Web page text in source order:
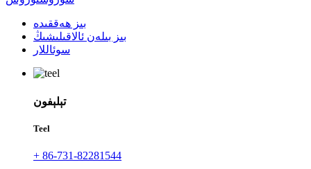
بىز ھەققىدە
بىز بىلەن ئالاقىلىشىڭ
سوئاللار
تېلېفون
Teel
+ 86-731-82281544